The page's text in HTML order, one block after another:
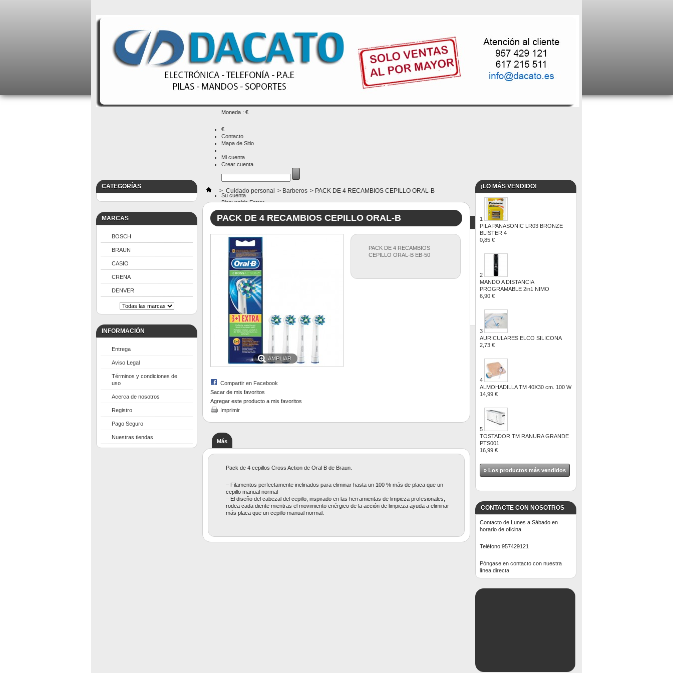
Moneda : €
€
Contacto
Mapa de Sitio
Mi cuenta
Crear cuenta
Su cuenta
BienvenidoEntrar
CARRITO
producto vacío
No hay productos
0,00 € Transporte
0,00 € Total
Estos precios se entienden sin IVA
carrito Confirmar
CATEGORÍAS
MARCAS
BOSCH
BRAUN
CASIO
CRENA
DENVER
INFORMACIÓN
Entrega
Aviso Legal
Términos y condiciones de
uso
Acerca de nosotros
Registro
Pago Seguro
Nuestras tiendas
> Cuidado personal > Barberos > PACK DE 4 RECAMBIOS CEPILLO ORAL-B
PACK DE 4 RECAMBIOS CEPILLO ORAL-B
AMPLIAR
Compartir en Facebook
Sacar de mis favoritos
Agregar este producto a mis favoritos
Imprimir
PACK DE 4 RECAMBIOS
CEPILLO ORAL-B EB-50
Más
Pack de 4 cepillos Cross Action de Oral B de Braun.
– Filamentos perfectamente inclinados para eliminar hasta un 100 % más de placa que un
cepillo manual normal
– El diseño del cabezal del cepillo, inspirado en las herramientas de limpieza profesionales,
rodea cada diente mientras el movimiento enérgico de la acción de limpieza ayuda a eliminar
más placa que un cepillo manual normal.
¡LO MÁS VENDIDO!
1
PILA PANASONIC LR03 BRONZE
BLISTER 4
0,85 €
2
MANDO A DISTANCIA
PROGRAMABLE 2in1 NIMO
6,90 €
3
AURICULARES ELCO SILICONA
2,73 €
4
ALMOHADILLA TM 40X30 cm. 100 W
14,99 €
5
TOSTADOR TM RANURA GRANDE
PTS001
16,99 €
» Los productos más vendidos
CONTACTE CON NOSOTROS
Contacto de Lunes a Sábado en
horario de oficina
Teléfono:957429121
Póngase en contacto con nuestra
línea directa